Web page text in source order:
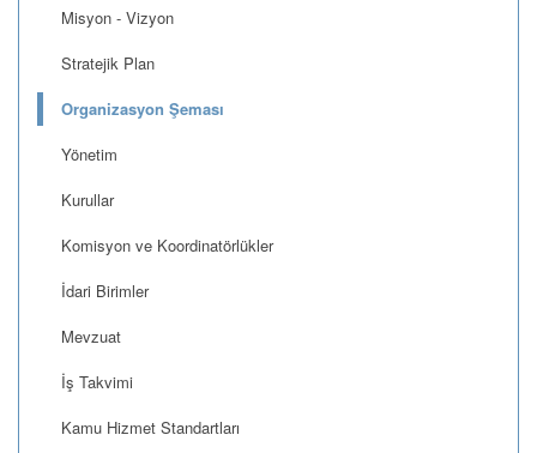
Misyon - Vizyon
Stratejik Plan
Organizasyon Şeması
Yönetim
Kurullar
Komisyon ve Koordinatörlükler
İdari Birimler
Mevzuat
İş Takvimi
Kamu Hizmet Standartları